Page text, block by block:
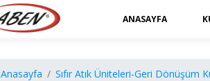
ANASAYFA
Anasayfa Sıfır Atık Üniteleri-Geri Dönüşüm